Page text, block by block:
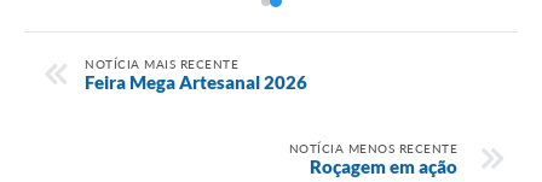
NOTÍCIA MAIS RECENTE
Feira Mega Artesanal 2026
NOTÍCIA MENOS RECENTE
Roçagem em ação